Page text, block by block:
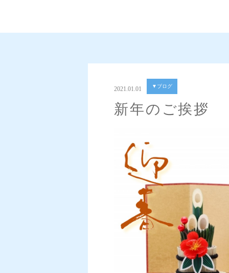
2021.01.01 ▼ブログ
新年のご挨拶